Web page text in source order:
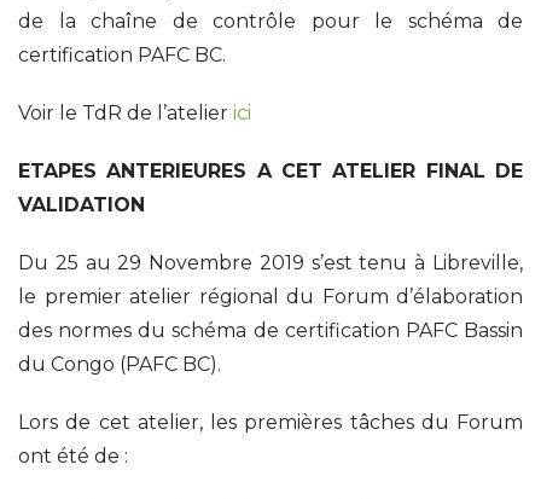
de la chaîne de contrôle pour le schéma de
certification PAFC BC.
Voir le TdR de l’atelier ici
ETAPES ANTERIEURES A CET ATELIER FINAL DE
VALIDATION
Du 25 au 29 Novembre 2019 s’est tenu à Libreville,
le premier atelier régional du Forum d’élaboration
des normes du schéma de certification PAFC Bassin
du Congo (PAFC BC).
Lors de cet atelier, les premières tâches du Forum
ont été de :